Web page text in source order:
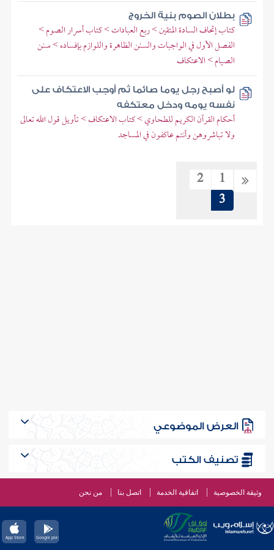
بطلان الصوم بنية الخروج
كتاب إتحاف السادة المتقين > ربع العبادات > كتاب أسرار الصوم >
الفصل الأول في الواجبات والسنن الظاهرة واللوازم بإفساده > سنن
الصيام > الاعتكاف
لو أصبح رجل يوما صائما ثم أوجب الاعتكاف على
نفسه يومه ودخل معتكفه
أحكام القرآن الكريم للطحاوي > كتاب الاعتكاف > تأويل قول الله تعالى
ولا تباشروهن وأنتم عاكفون في المساجد
1
2
3
العرض الموضوعي
تصنيف الكتب
وثيقة الخصوصية اتفاقية الخدمة اتصل بنا من نحن